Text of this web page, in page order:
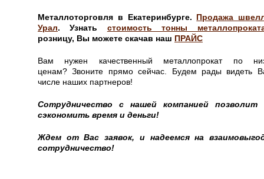
Металлоторговля в Екатеринбурге. Продажа
Урал.Узнать стоимость тонны
розницу, Вы можете скачав наш ПРАЙС
Вам нужен качественный металлопрокат по
ценам?Звоните прямо сейчас
Будем рады видеть
числе наших партнеров!
Сотрудничество с нашей компанией позволит
сэкономить время и деньги!
Ждем от Вас заявок, и надеемся на
сотрудничество!